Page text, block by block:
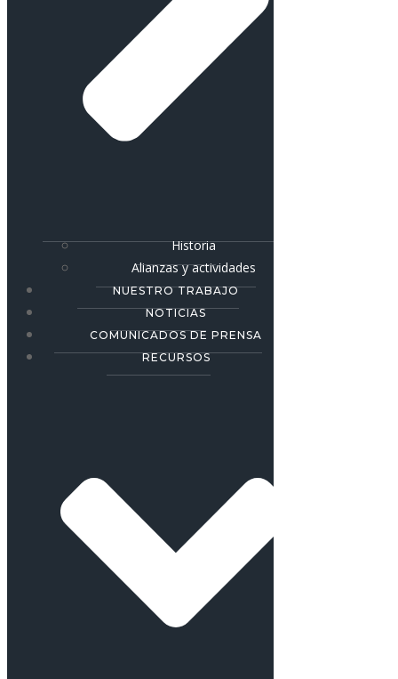
Historia
Alianzas y actividades
NUESTRO TRABAJO
NOTICIAS
COMUNICADOS DE PRENSA
RECURSOS